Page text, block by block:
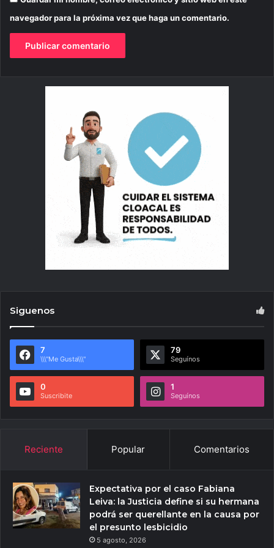
navegador para la próxima vez que haga un comentario.
Siguenos
7
\\\"Me Gusta\\\"
79
Seguínos
0
Suscribite
1
Seguínos
Reciente Popular Comentarios
Expectativa por el caso Fabiana
Leiva: la Justicia define si su hermana
podrá ser querellante en la causa por
el presunto lesbicidio
5 agosto, 2026